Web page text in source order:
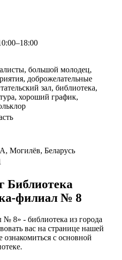
большой молодец,
доброжелательные
зал, библиотека,
хороший график,
Могилёв, Беларусь
Библиотека
филиал № 8
№ 8» - библиотека из города
вас на странице нашей
с основной